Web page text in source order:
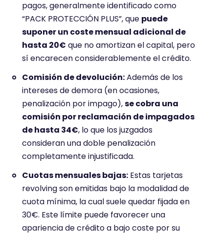
pagos, generalmente identificado como
“PACK PROTECCIÓN PLUS”, que puede
suponer un coste mensual adicional de
hasta 20€ que no amortizan el capital, pero
sí encarecen considerablemente el crédito.
Comisión de devolución:Además de los
intereses de demora (en ocasiones,
penalización por impago),se cobra una
comisión por reclamación de impagados
de hasta 34€, lo que los juzgados
consideran una doble penalización
completamente injustificada.
Cuotas mensuales bajas: Estas tarjetas
revolving son emitidas bajo la modalidad de
cuota mínima, la cual suele quedar fijada en
30€. Este límite puede favorecer una
apariencia de crédito a bajo coste por su